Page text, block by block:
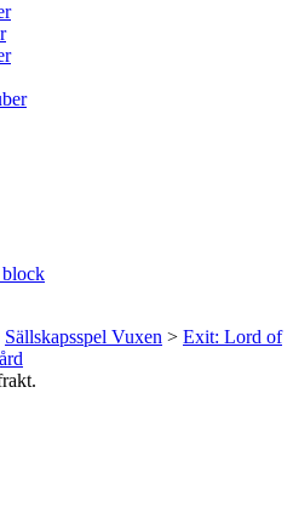
Sällskapsspel Vuxen > Exit: Lord of